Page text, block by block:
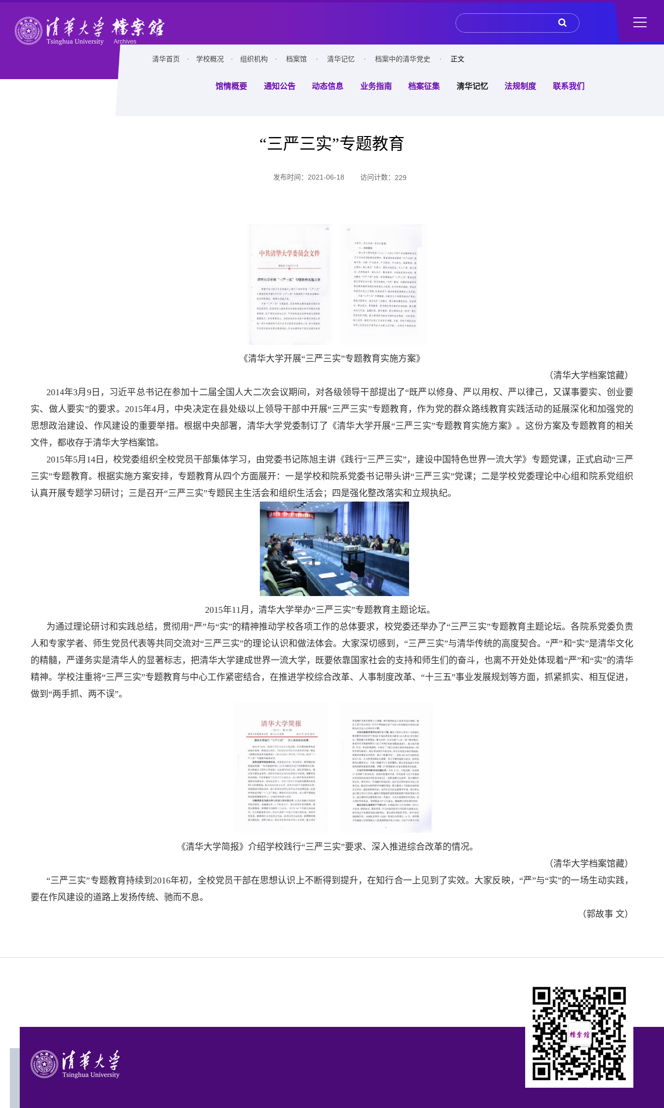
清华首页 ·学校概况 ·组织机构 ·档案馆 ·清华记忆 ·档案中的清华党史 · 正文
馆情概要 通知公告 动态信息 业务指南 档案征集 清华记忆 法规制度 联系我们
“三严三实”专题教育
发布时间：2021-06-18 访问计数： 229
《清华大学开展“三严三实”专题教育实施方案》
（清华大学档案馆藏）
2014年3月9日，习近平总书记在参加十二届全国人大二次会议期间，对各级领导干部提出了“既严以修身、严以用权、严以律己，又谋事要实、创业要
实、做人要实”的要求。2015年4月，中央决定在县处级以上领导干部中开展“三严三实”专题教育，作为党的群众路线教育实践活动的延展深化和加强党的
思想政治建设、作风建设的重要举措。根据中央部署，清华大学党委制订了《清华大学开展“三严三实”专题教育实施方案》。这份方案及专题教育的相关
文件，都收存于清华大学档案馆。
2015年5月14日，校党委组织全校党员干部集体学习，由党委书记陈旭主讲《践行“三严三实”，建设中国特色世界一流大学》专题党课，正式启动“三严
三实”专题教育。根据实施方案安排，专题教育从四个方面展开：一是学校和院系党委书记带头讲“三严三实”党课；二是学校党委理论中心组和院系党组织
认真开展专题学习研讨；三是召开“三严三实”专题民主生活会和组织生活会；四是强化整改落实和立规执纪。
2015年11月， 清华大学举办“三严三实”专题教育主题论坛。
为通过理论研讨和实践总结，贯彻用“严”与“实”的精神推动学校各项工作的总体要求，校党委还举办了“三严三实”专题教育主题论坛。各院系党委负责
人和专家学者、师生党员代表等共同交流对“三严三实”的理论认识和做法体会。大家深切感到，“三严三实”与清华传统的高度契合。“严”和“实”是清华文化
的精髓，严谨务实是清华人的显著标志，把清华大学建成世界一流大学，既要依靠国家社会的支持和师生们的奋斗，也离不开处处体现着“严”和“实”的清华
精神。学校注重将“三严三实”专题教育与中心工作紧密结合，在推进学校综合改革、人事制度改革、“十三五”事业发展规划等方面，抓紧抓实、相互促进，
做到“两手抓、两不误”。
《清华大学简报》介绍学校践行“三严三实”要求、深入推进综合改革的情况。
（清华大学档案馆藏）
“三严三实”专题教育持续到2016年初，全校党员干部在思想认识上不断得到提升，在知行合一上见到了实效。大家反映，“严”与“实”的一场生动实践，
要在作风建设的道路上发扬传统、驰而不息。
（郭故事 文）